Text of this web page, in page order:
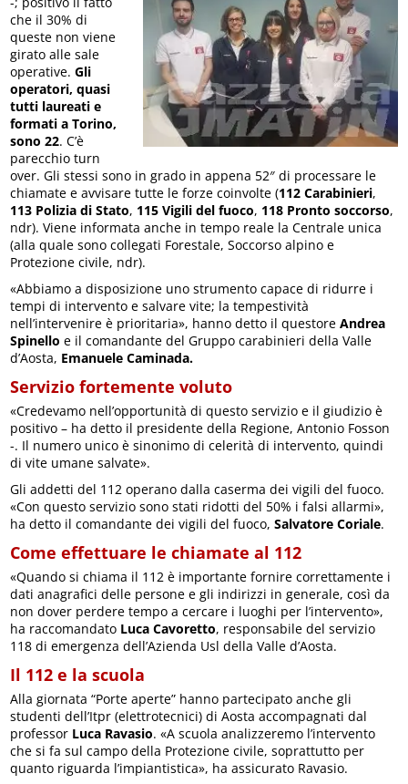
che il 30% di
queste non viene
girato alle sale
operative.Gli
operatori, quasi
tutti laureati e
formati a Torino,
sono 22. C’è
parecchio turn
over. Gli stessi sono in grado in appena 52″ di processare le
chiamate e avvisare tutte le forze coinvolte (112 Carabinieri,
113 Polizia di Stato, 115 Vigili del fuoco, 118 Pronto soccorso,
ndr). Viene informata anche in tempo reale la Centrale unica
(alla quale sono collegati Forestale, Soccorso alpino e
Protezione civile, ndr).
«Abbiamo a disposizione uno strumento capace di ridurre i
tempi di intervento e salvare vite; la tempestività
nell’intervenire è prioritaria», hanno detto il questoreAndrea
Spinello e il comandante del Gruppo carabinieri della Valle
d’Aosta, Emanuele Caminada.
Servizio fortemente voluto
«Credevamo nell’opportunità di questo servizio e il giudizio è
positivo – ha detto il presidente della Regione, Antonio Fosson
-. Il numero unico è sinonimo di celerità di intervento, quindi
di vite umane salvate».
Gli addetti del 112 operano dalla caserma dei vigili del fuoco.
«Con questo servizio sono stati ridotti del 50% i falsi allarmi»,
ha detto il comandante dei vigili del fuoco,Salvatore Coriale.
Come effettuare le chiamate al 112
«Quando si chiama il 112 è importante fornire correttamente i
dati anagrafici delle persone e gli indirizzi in generale, così da
non dover perdere tempo a cercare i luoghi per l’intervento»,
ha raccomandato Luca Cavoretto, responsabile del servizio
118 di emergenza dell’Azienda Usl della Valle d’Aosta.
Il 112 e la scuola
Alla giornata “Porte aperte” hanno partecipato anche gli
studenti dell’Itpr (elettrotecnici) di Aosta accompagnati dal
professor Luca Ravasio. «A scuola analizzeremo l’intervento
che si fa sul campo della Protezione civile, soprattutto per
quanto riguarda l’impiantistica», ha assicurato Ravasio.